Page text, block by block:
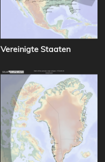
Vereinigte Staaten